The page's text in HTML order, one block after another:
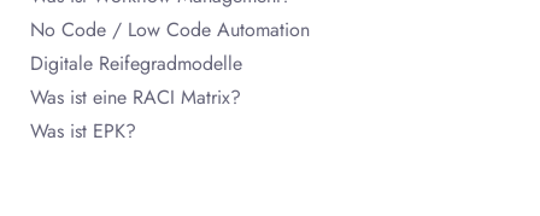
No Code / Low Code Automation
Digitale Reifegradmodelle
Was ist eine RACI Matrix?
Was ist EPK?